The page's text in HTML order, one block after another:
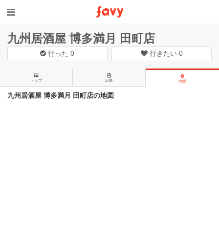
九州居酒屋 博多満月 田町店
行った0 行きたい 0
トップ 記事 地図
九州居酒屋 博多満月 田町店の地図